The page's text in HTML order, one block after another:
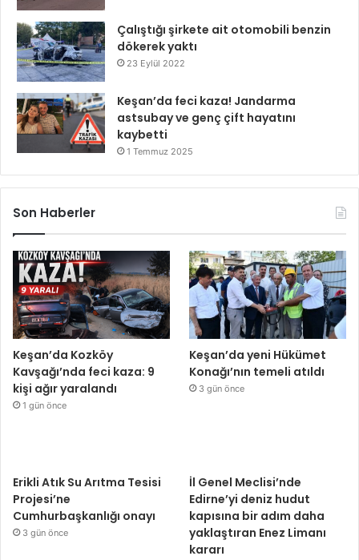
Çalıştığı şirkete ait otomobili benzin
dökerek yaktı
23 Eylül 2022
Keşan’da feci kaza! Jandarma
astsubay ve genç çift hayatını
kaybetti
1 Temmuz 2025
Son Haberler
Keşan’da Kozköy
Kavşağı’nda feci kaza: 9
kişi ağır yaralandı
1 gün önce
Keşan’da yeni Hükümet
Konağı’nın temeli atıldı
3 gün önce
Erikli Atık Su Arıtma Tesisi
Projesi’ne
Cumhurbaşkanlığı onayı
3 gün önce
İl Genel Meclisi’nde
Edirne’yi deniz hudut
kapısına bir adım daha
yaklaştıran Enez Limanı
kararı